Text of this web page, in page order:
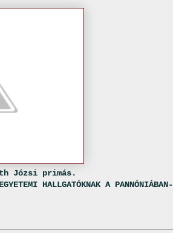
Józsi primás.
HALLGATÓKNAK A PANNÓNIÁBAN-